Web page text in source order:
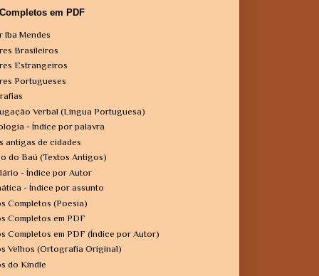
em PDF
Iba Mendes
Brasileiros
Estrangeiros
Portugueses
Verbal (Língua Portuguesa)
- Índice por palavra
antigas de cidades
do Baú (Textos Antigos)
- Índice por Autor
- Índice por assunto
Completos (Poesia)
Completos em PDF
Completos em PDF (Índice por Autor)
Velhos (Ortografia Original)
do Kindle